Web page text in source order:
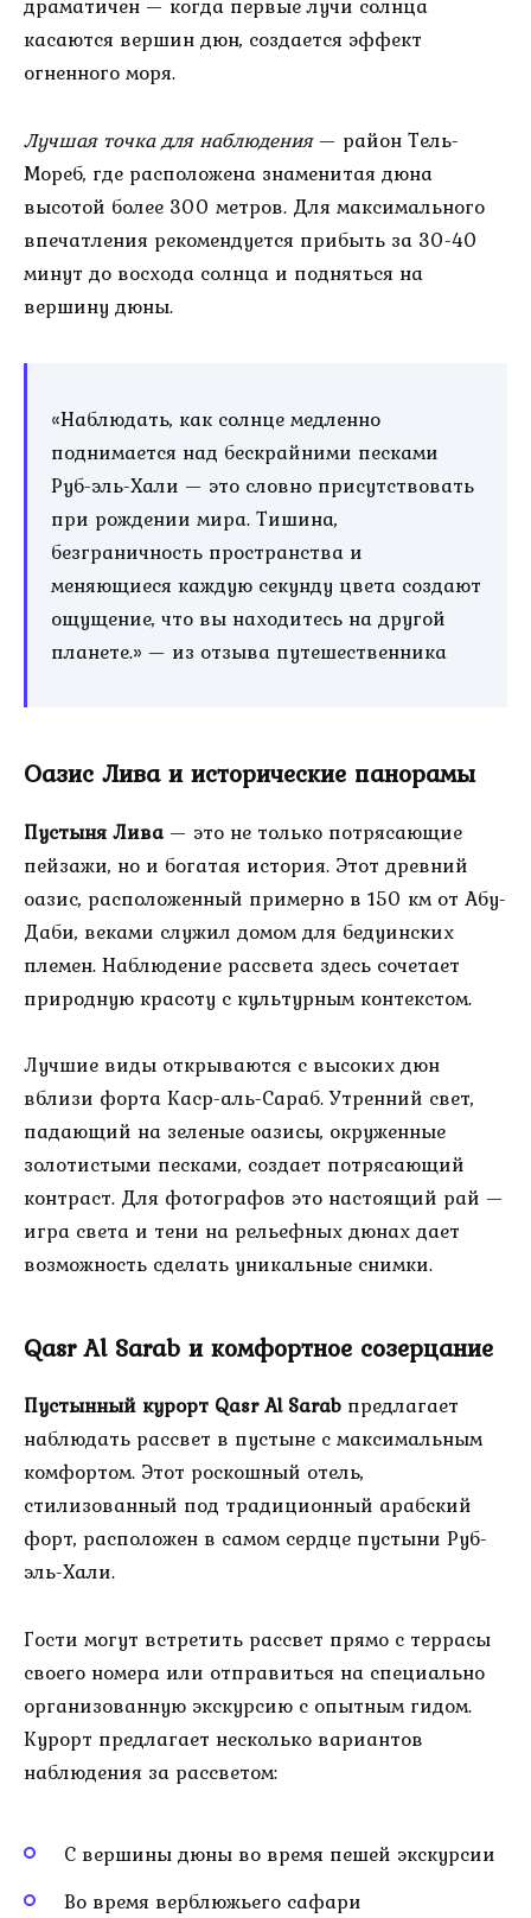
драматичен — когда первые лучи солнца
касаются вершин дюн, создается эффект
огненного моря.
Лучшая точка для наблюдения— район Тель-
Мореб, где расположена знаменитая дюна
высотой более 300 метров. Для максимального
впечатления рекомендуется прибыть за 30-40
минут до восхода солнца и подняться на
вершину дюны.
«Наблюдать, как солнце медленно
поднимается над бескрайними песками
Руб-эль-Хали — это словно присутствовать
при рождении мира. Тишина,
безграничность пространства и
меняющиеся каждую секунду цвета создают
ощущение, что вы находитесь на другой
планете.» — из отзыва путешественника
Оазис Лива и исторические панорамы
Пустыня Лива— это не только потрясающие
пейзажи, но и богатая история. Этот древний
оазис, расположенный примерно в 150 км от Абу-
Даби, веками служил домом для бедуинских
племен. Наблюдение рассвета здесь сочетает
природную красоту с культурным контекстом.
Лучшие виды открываются с высоких дюн
вблизи форта Каср-аль-Сараб. Утренний свет,
падающий на зеленые оазисы, окруженные
золотистыми песками, создает потрясающий
контраст. Для фотографов это настоящий рай —
игра света и тени на рельефных дюнах дает
возможность сделать уникальные снимки.
Qasr Al Sarab и комфортное созерцание
Пустынный курорт Qasr Al Sarab предлагает
наблюдать рассвет в пустыне с максимальным
комфортом. Этот роскошный отель,
стилизованный под традиционный арабский
форт, расположен в самом сердце пустыни Руб-
эль-Хали.
Гости могут встретить рассвет прямо с террасы
своего номера или отправиться на специально
организованную экскурсию с опытным гидом.
Курорт предлагает несколько вариантов
наблюдения за рассветом:
С вершины дюны во время пешей экскурсии
Во время верблюжьего сафари